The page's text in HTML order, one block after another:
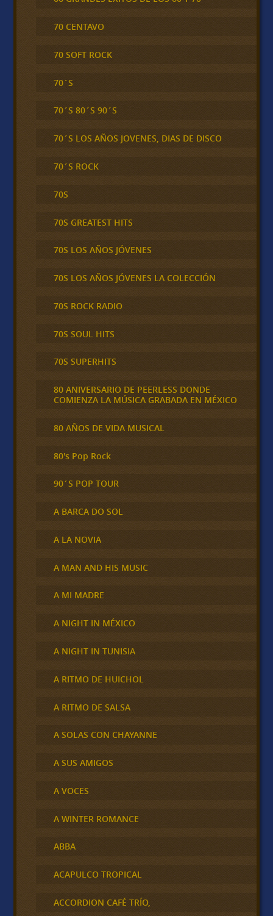
70 CENTAVO
70 SOFT ROCK
70´S
70´S 80´S 90´S
70´S LOS AÑOS JOVENES, DIAS DE DISCO
70´S ROCK
70S
70S GREATEST HITS
70S LOS AÑOS JÓVENES
70S LOS AÑOS JÓVENES LA COLECCIÓN
70S ROCK RADIO
70S SOUL HITS
70S SUPERHITS
80 ANIVERSARIO DE PEERLESS DONDE
COMIENZA LA MÚSICA GRABADA EN MÉXICO
80 AÑOS DE VIDA MUSICAL
80's Pop Rock
90´S POP TOUR
A BARCA DO SOL
A LA NOVIA
A MAN AND HIS MUSIC
A MI MADRE
A NIGHT IN MÉXICO
A NIGHT IN TUNISIA
A RITMO DE HUICHOL
A RITMO DE SALSA
A SOLAS CON CHAYANNE
A SUS AMIGOS
A VOCES
A WINTER ROMANCE
ABBA
ACAPULCO TROPICAL
ACCORDION CAFÉ TRÍO,